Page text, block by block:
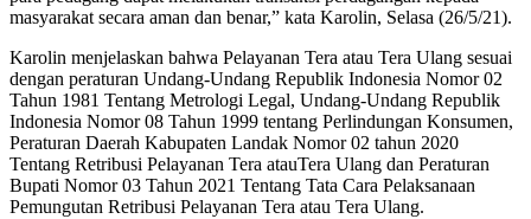
masyarakat secara aman dan benar,” kata Karolin, Selasa (26/5/21).
Karolin menjelaskan bahwa Pelayanan Tera atau Tera Ulang sesuai
dengan peraturan Undang-Undang Republik Indonesia Nomor 02
Tahun 1981 Tentang Metrologi Legal, Undang-Undang Republik
Indonesia Nomor 08 Tahun 1999 tentang Perlindungan Konsumen,
Peraturan Daerah Kabupaten Landak Nomor 02 tahun 2020
Tentang Retribusi Pelayanan Tera atauTera Ulang dan Peraturan
Bupati Nomor 03 Tahun 2021 Tentang Tata Cara Pelaksanaan
Pemungutan Retribusi Pelayanan Tera atau Tera Ulang.